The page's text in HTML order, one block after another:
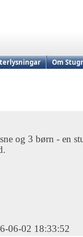
Om
og 3 børn - en
06-02 18:33:52